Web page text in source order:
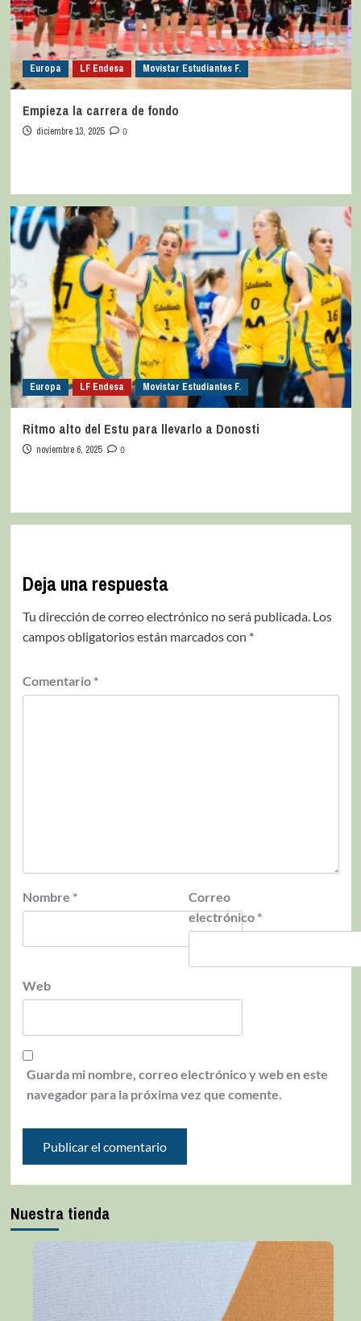
Europa LF Endesa Movistar Estudiantes F.
Empieza la carrera de fondo
diciembre 13, 2025 0
Europa LF Endesa Movistar Estudiantes F.
Ritmo alto del Estu para llevarlo a Donosti
noviembre 6, 2025 0
Deja una respuesta
Tu dirección de correo electrónico no será publicada. Los
campos obligatorios están marcados con *
Comentario *
Nombre *
Correo
electrónico *
Web
Guarda mi nombre, correo electrónico y web en este
navegador para la próxima vez que comente.
Nuestra tienda